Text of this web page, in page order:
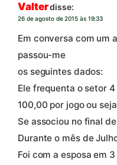
Valterdisse:
26 de agosto de 2015 às 19:33
Em conversa com um
passou-me
os seguintes dados:
Ele frequenta o setor
100,00 por jogo ou
Se associou no final
Durante o mês de
Foi com a esposa em